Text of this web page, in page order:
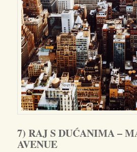
7) RAJ S DUĆANIMA –
AVENUE